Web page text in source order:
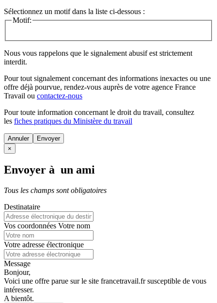
Sélectionnez un motif dans la liste ci-dessous :
Motif:
Nous vous rappelons que le signalement abusif est strictement
interdit.
Pour tout signalement concernant des informations inexactes ou une
offre déjà pourvue, rendez-vous auprès de votre agence France
Travail ou contactez-nous
Pour toute information concernant le droit du travail, consultez
les fiches pratiques du Ministère du travail
Annuler
×
Envoyer à un ami
Tous les champs sont obligatoires
Destinataire
Vos coordonnées Votre nom
Votre adresse électronique
Message
Bonjour,
Voici une offre parue sur le site francetravail.fr susceptible de vous
intéresser.
A bientôt.